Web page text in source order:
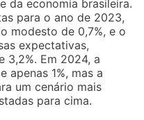
da economia brasileira.
para o ano de 2023,
modesto de 0,7%, e o
expectativas,
3,2%. Em 2024, a
apenas 1%, mas a
um cenário mais
para cima.